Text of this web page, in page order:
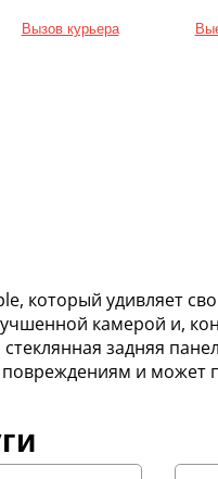
Вызов курьера
который удивляет
камерой и,
задняя
повреждениям и может